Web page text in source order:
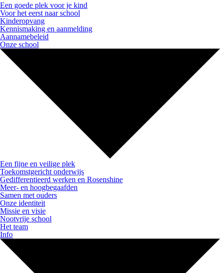
Een goede plek voor je kind
Voor het eerst naar school
Kinderopvang
Kennismaking en aanmelding
Aannamebeleid
Onze school
Een fijne en veilige plek
Toekomstgericht onderwijs
Gedifferentieerd werken en Rosenshine
Meer- en hoogbegaafden
Samen met ouders
Onze identiteit
Missie en visie
Nootvrije school
Het team
Info